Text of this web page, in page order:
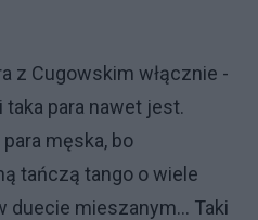
z Cugowskim włącznie -
para nawet jest.
męska, bo
tańczą tango o wiele
duecie mieszanym... Taki